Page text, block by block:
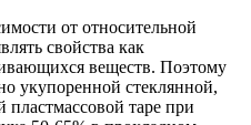
от относительной
свойства как
веществ. Поэтому
укупоренной стеклянной,
пластмассовой таре при